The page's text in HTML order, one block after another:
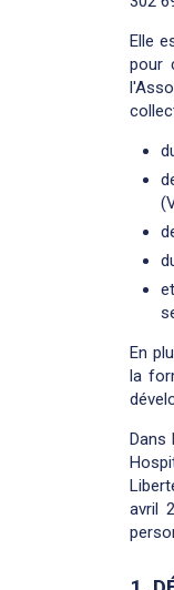
Elle
pour
En
la
Dans
avril